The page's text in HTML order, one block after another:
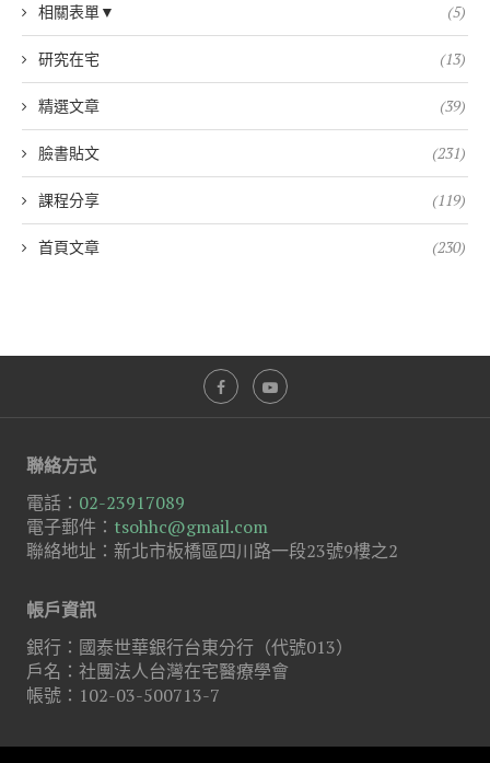
相關表單▼ (5)
研究在宅 (13)
精選文章 (39)
臉書貼文 (231)
課程分享 (119)
首頁文章 (230)
聯絡方式
電話： 02-23917089
電子郵件： tsohhc@gmail.com
聯絡地址：新北市板橋區四川路一段23號9樓之2
帳戶資訊
銀行：國泰世華銀行台東分行（代號013）
戶名：社團法人台灣在宅醫療學會
帳號：102-03-500713-7